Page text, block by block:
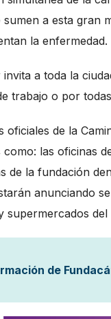
sumen a esta gran
la enfermedad.
invita a toda la
trabajo o por
oficiales de la
las oficinas
de la fundación
anunciando
supermercados
de